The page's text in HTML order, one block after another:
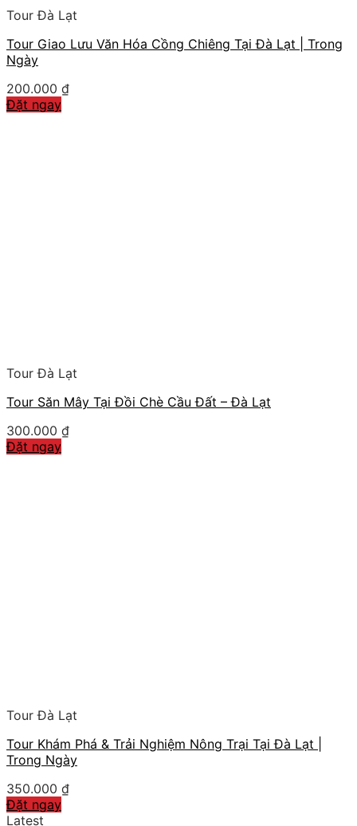
Tour Đà Lạt
Tour Giao Lưu Văn Hóa Cồng Chiêng Tại Đà Lạt | Trong
Ngày
200.000 ₫
Đặt ngay
Tour Đà Lạt
Tour Săn Mây Tại Đồi Chè Cầu Đất – Đà Lạt
300.000 ₫
Đặt ngay
Tour Đà Lạt
Tour Khám Phá & Trải Nghiệm Nông Trại Tại Đà Lạt |
Trong Ngày
350.000 ₫
Đặt ngay
Latest